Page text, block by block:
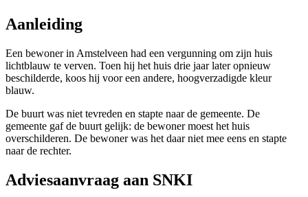
Aanleiding
Een bewoner in Amstelveen had een vergunning om zijn huis
lichtblauw te verven. Toen hij het huis drie jaar later opnieuw
beschilderde, koos hij voor een andere, hoogverzadigde kleur
blauw.
De buurt was niet tevreden en stapte naar de gemeente. De
gemeente gaf de buurt gelijk: de bewoner moest het huis
overschilderen. De bewoner was het daar niet mee eens en stapte
naar de rechter.
Adviesaanvraag aan SNKI